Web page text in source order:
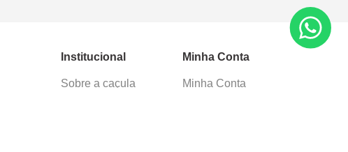
Institucional
Sobre a caçula
Minha Conta
Minha Conta